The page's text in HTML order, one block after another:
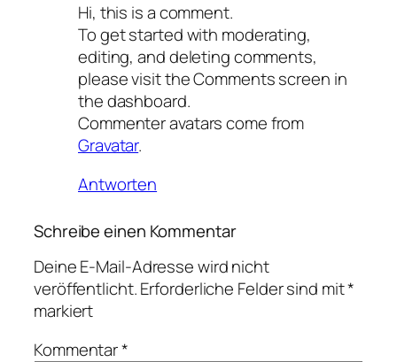
Hi, this is a comment.
To get started with moderating,
editing, and deleting comments,
please visit the Comments screen in
the dashboard.
Commenter avatars come from
Gravatar.
Antworten
Schreibe einen Kommentar
Deine E-Mail-Adresse wird nicht
veröffentlicht.Erforderliche Felder sind mit*
markiert
Kommentar*